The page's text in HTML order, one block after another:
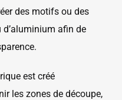
des motifs ou des
d’aluminium afin de
est créé
les zones de découpe,